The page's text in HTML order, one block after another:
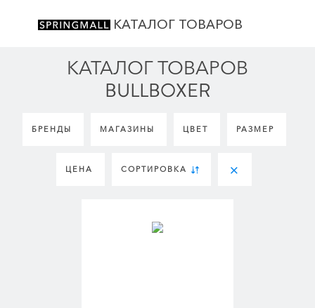
КАТАЛОГ ТОВАРОВ
КАТАЛОГ ТОВАРОВ
BULLBOXER
БРЕНДЫ МАГАЗИНЫ ЦВЕТ РАЗМЕР
ЦЕНА СОРТИРОВКА